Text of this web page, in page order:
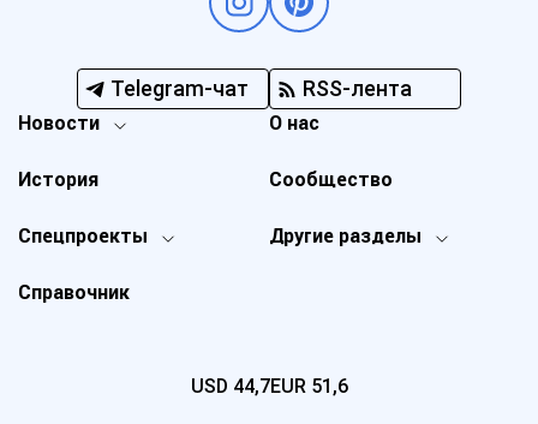
Telegram-чат RSS-лента
Новости
Спецпроекты Другие разделы
История
О нас
Справочник
Сообщество
USD 44,7EUR 51,6